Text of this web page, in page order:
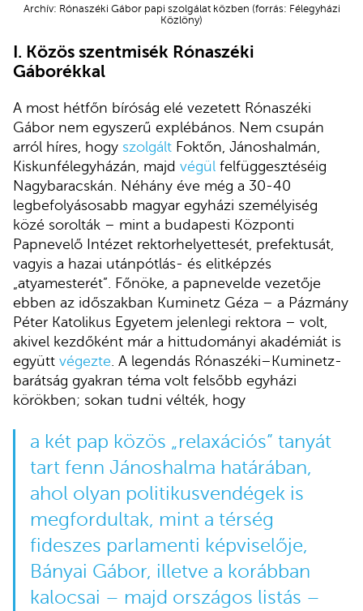
Archív: Rónaszéki Gábor papi szolgálat közben (forrás: Félegyházi
Közlöny)
I. Közös szentmisék Rónaszéki
Gáborékkal
A most hétfőn bíróság elé vezetett Rónaszéki
Gábor nem egyszerű explébános. Nem csupán
arról híres, hogy szolgált Foktőn, Jánoshalmán,
Kiskunfélegyházán, majd végül felfüggesztéséig
Nagybaracskán. Néhány éve még a 30-40
legbefolyásosabb magyar egyházi személyiség
közé sorolták – mint a budapesti Központi
Papnevelő Intézet rektorhelyettesét, prefektusát,
vagyis a hazai utánpótlás- és elitképzés
„atyamesterét”. Főnöke, a papnevelde vezetője
ebben az időszakban Kuminetz Géza – a Pázmány
Péter Katolikus Egyetem jelenlegi rektora – volt,
akivel kezdőként már a hittudományi akadémiát is
együtt végezte . A legendás Rónaszéki–Kuminetz-
barátság gyakran téma volt felsőbb egyházi
körökben; sokan tudni vélték, hogy
a két pap közös „relaxációs” tanyát
tart fenn Jánoshalma határában,
ahol olyan politikusvendégek is
megfordultak, mint a térség
fideszes parlamenti képviselője,
Bányai Gábor, illetve a korábban
kalocsai – majd országos listás –